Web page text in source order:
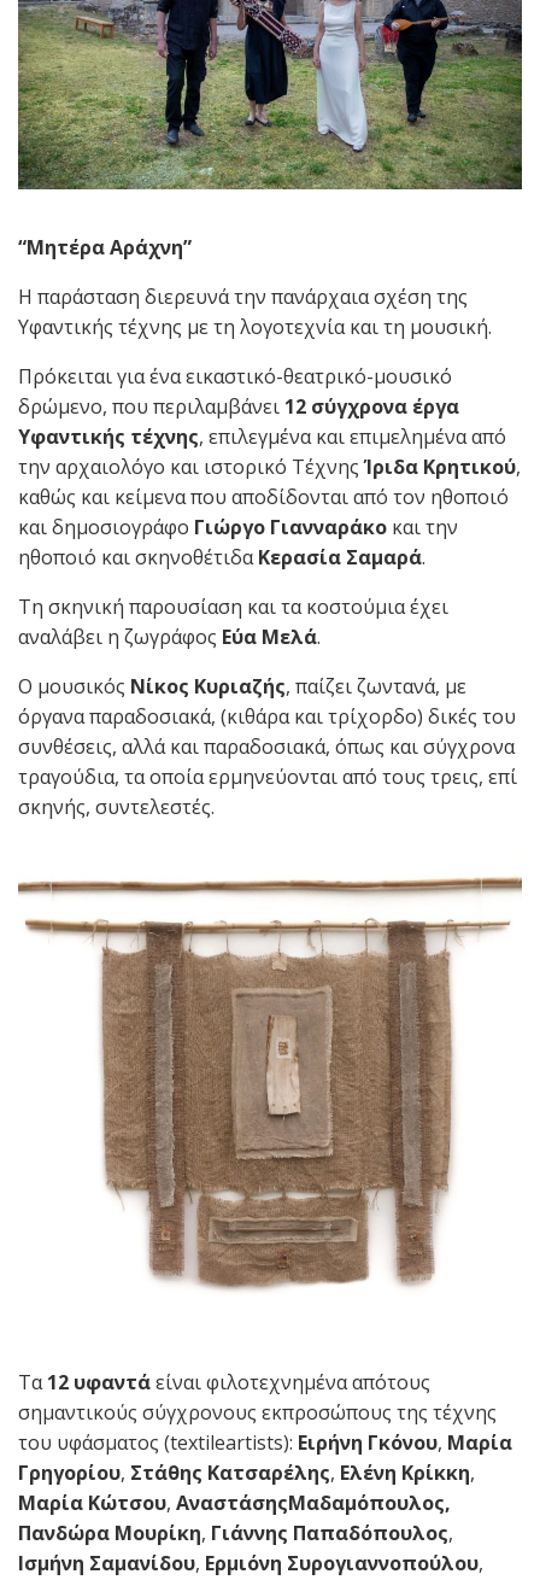
“Μητέρα Αράχνη”
Η παράσταση διερευνά την πανάρχαια σχέση της
Υφαντικής τέχνης με τη λογοτεχνία και τη μουσική.
Πρόκειται για ένα εικαστικό-θεατρικό-μουσικό
δρώμενο, που περιλαμβάνει 12 σύγχρονα έργα
Υφαντικής τέχνης, επιλεγμένα και επιμελημένα από
την αρχαιολόγο και ιστορικό ΤέχνηςΊριδα Κρητικού,
καθώς και κείμενα που αποδίδονται από τον ηθοποιό
και δημοσιογράφο Γιώργο Γιανναράκο και την
ηθοποιό και σκηνοθέτιδαΚερασία Σαμαρά.
Τη σκηνική παρουσίαση και τα κοστούμια έχει
αναλάβει η ζωγράφος Εύα Μελά.
Ο μουσικός Νίκος Κυριαζής, παίζει ζωντανά, με
όργανα παραδοσιακά, (κιθάρα και τρίχορδο) δικές του
συνθέσεις, αλλά και παραδοσιακά, όπως και σύγχρονα
τραγούδια, τα οποία ερμηνεύονται από τους τρεις, επί
σκηνής, συντελεστές.
Τα12 υφαντάείναι φιλοτεχνημένα απότους
σημαντικούς σύγχρονους εκπροσώπους της τέχνης
του υφάσματος (textileartists): Ειρήνη Γκόνου, Μαρία
Γρηγορίου, Στάθης Κατσαρέλης, Ελένη Κρίκκη,
Μαρία Κώτσου, ΑναστάσηςΜαδαμόπουλος,
Πανδώρα Μουρίκη, Γιάννης Παπαδόπουλος,
Ισμήνη Σαμανίδου, Ερμιόνη Συρογιαννοπούλου,